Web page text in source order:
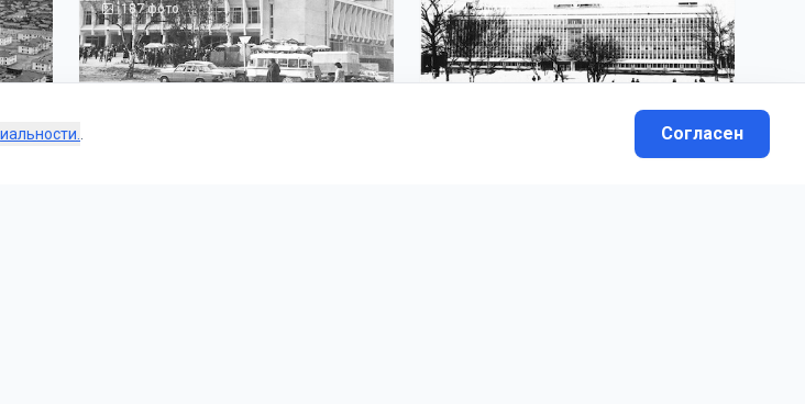
187фото 13фото
Согласен